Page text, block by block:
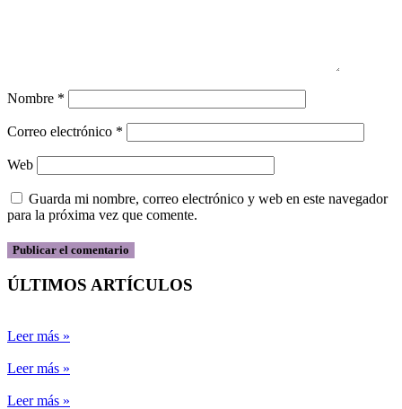
Nombre *
Correo electrónico *
Web
Guarda mi nombre, correo electrónico y web en este navegador
para la próxima vez que comente.
ÚLTIMOS ARTÍCULOS
Leer más »
Leer más »
Leer más »